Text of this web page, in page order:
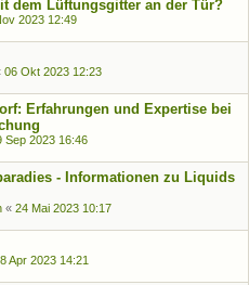
dem Lüftungsgitter an der Tür?
2023 12:49
06 Okt 2023 12:23
Erfahrungen und Expertise bei
Sep 2023 16:46
- Informationen zu Liquids
« 24 Mai 2023 10:17
Apr 2023 14:21